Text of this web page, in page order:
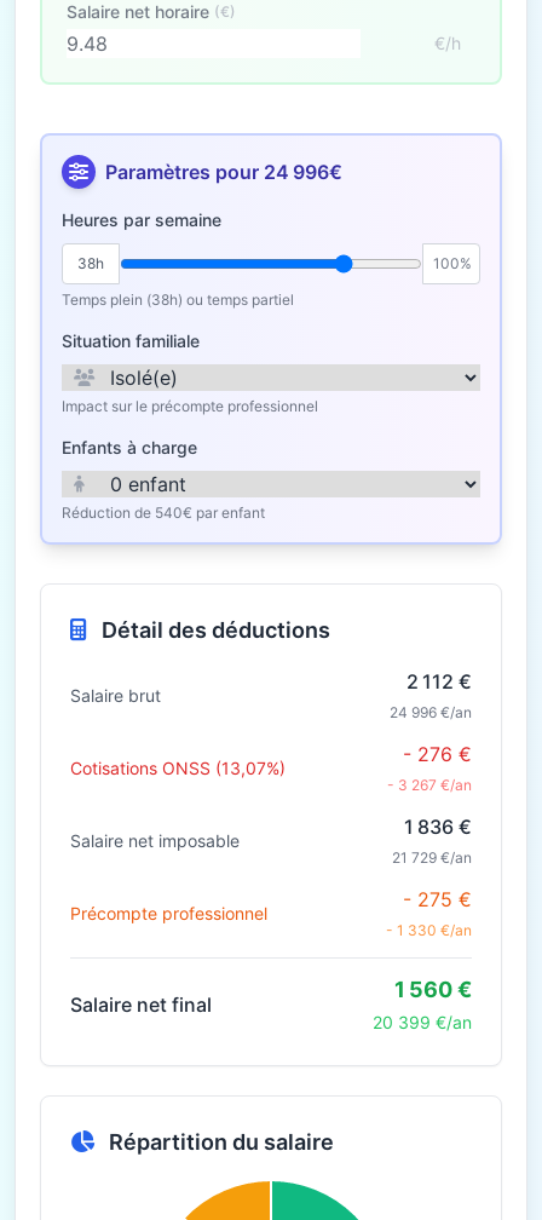
Salaire net horaire (€)
€/h
Paramètres pour 24 996€
Heures par semaine
38h
100%
Temps plein (38h) ou temps partiel
Situation familiale
Impact sur le précompte professionnel
Enfants à charge
Réduction de 540€ par enfant
Détail des déductions
Salaire brut
2 112 €
24 996 €/an
Cotisations ONSS (13,07%)
- 276 €
- 3 267 €/an
Salaire net imposable
1 836 €
21 729 €/an
Précompte professionnel
- 275 €
- 1 330 €/an
Salaire net final
1 560 €
20 399 €/an
Répartition du salaire